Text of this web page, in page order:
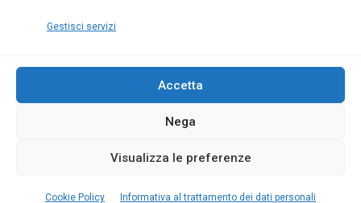
Gestisci servizi
Accetta
Nega
Visualizza le preferenze
Cookie Policy Informativa al trattamento dei dati personali
Copyright Blumatica
MENU